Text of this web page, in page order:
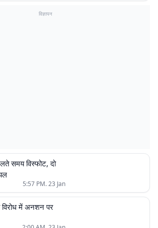
विज्ञापन
समय विस्फोट, दो
5:57 PM. 23 Jan
में अनशन पर